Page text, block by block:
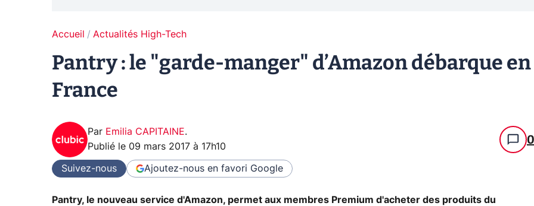
Accueil Actualités High-Tech
Pantry : le "garde-manger" d’Amazon débarque en
France
Par Emilia CAPITAINE.
Publié le 09 mars 2017 à 17h10 0
Suivez-nous Ajoutez-nous en favori Google
Pantry, le nouveau service d'Amazon, permet aux membres Premium d'acheter des produits du